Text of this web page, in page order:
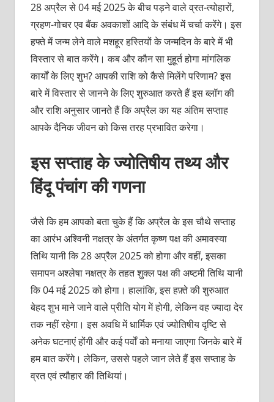
28 अप्रैल से 04 मई 2025 के बीच पड़ने वाले व्रत-त्योहारों,
ग्रहण-गोचर एव बैंक अवकाशों आदि के संबंध में चर्चा करेंगे। इस
हफ्ते में जन्म लेने वाले मशहूर हस्तियों के जन्मदिन के बारे में भी
विस्तार से बात करेंगे। कब और कौन सा मुहूर्त होगा मांगलिक
कार्यों के लिए शुभ? आपकी राशि को कैसे मिलेंगे परिणाम? इस
बारे में विस्तार से जानने के लिए शुरुआत करते हैं इस ब्लॉग की
और राशि अनुसार जानते हैं कि अप्रैल का यह अंतिम सप्ताह
आपके दैनिक जीवन को किस तरह प्रभावित करेगा।
इस सप्ताह के ज्योतिषीय तथ्य और
हिंदू पंचांग की गणना
जैसे कि हम आपको बता चुके हैं कि अप्रैल के इस चौथे सप्ताह
का आरंभ अश्विनी नक्षत्र के अंतर्गत कृष्ण पक्ष की अमावस्या
तिथि यानी कि 28 अप्रैल 2025 को होगा और वहीं, इसका
समापन अश्लेषा नक्षत्र के तहत शुक्ल पक्ष की अष्टमी तिथि यानी
कि 04 मई 2025 को होगा। हालांकि, इस हफ़्ते की शुरुआत
बेहद शुभ माने जाने वाले प्रीति योग में होगी, लेकिन वह ज्यादा देर
तक नहीं रहेगा। इस अवधि में धार्मिक एवं ज्योतिषीय दृष्टि से
अनेक घटनाएं होंगी और कई पर्वों को मनाया जाएगा जिनके बारे में
हम बात करेंगे। लेकिन, उससे पहले जान लेते हैं इस सप्ताह के
व्रत एवं त्यौहार की तिथियां।